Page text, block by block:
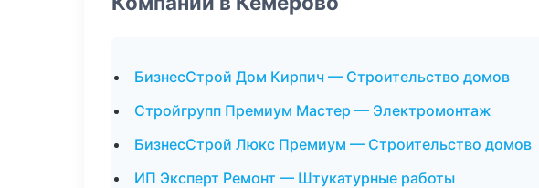
БизнесСтрой Дом Кирпич — Строительство домов
Стройгрупп Премиум Мастер — Электромонтаж
БизнесСтрой Люкс Премиум — Строительство домов
ИП Эксперт Ремонт — Штукатурные работы